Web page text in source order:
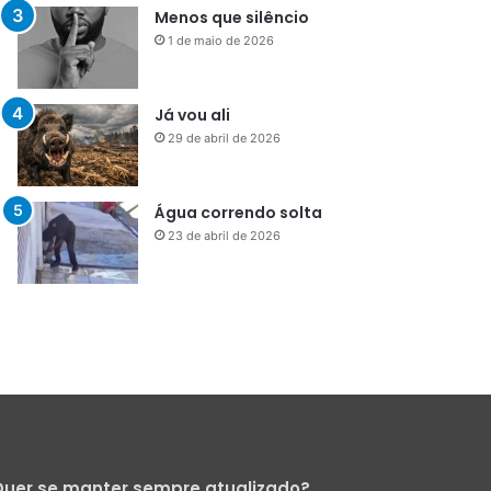
29 de abril de 2026
23 de abril de 2026